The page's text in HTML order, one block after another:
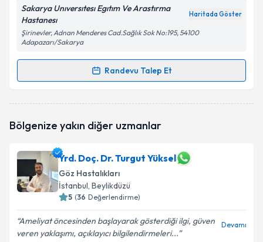
Kişisel verilerimin işlenmesine ilişkin
Metni'ni okudum ve kişisel verilerimin belirtilen
kapsamda işlenmesini kabul ediyorum.
Sakarya Unıversıtesı Egıtım Ve Arastırma
Hastanesı
Haritada Göster
Şirinevler, Adnan Menderes Cad.Sağlık Sok No:195, 54100
Adapazarı/Sakarya
Randevu Talep Et
Randevu Takvimi Talebi
oluşturun. Size bu uzmandan randevu almanız için bir
E-posta Adresiniz
Kişisel verilerimin işlenmesine ilişkinAydınlatma
Metni 'ni okudum ve kişisel verilerimin belirtilen
Bölgenize yakın diğer uzmanlar
Yrd. Doç. Dr. Turgut Yüksel
Göz Hastalıkları
İstanbul, Beylikdüzü
5 (36 Değerlendirme)
Ameliyat öncesinden başlayarak gösterdiği ilgi, güven
veren yaklaşımı, açıklayıcı bilgilendirmeleri...
Devamı